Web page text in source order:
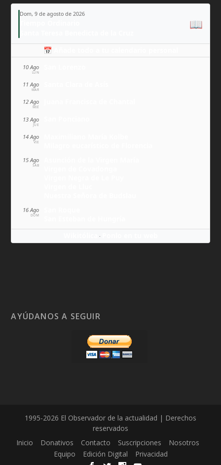
Dom, 9 de agosto de 2026
📖
📅 Añade todo a tu calendario personal
10 Ago
LUN
11 Ago
MAR
12 Ago
MIÉ
13 Ago
JUE
14 Ago
VIE
15 Ago
SÁB
16 Ago
DOM
·
AYÚDANOS A SEGUIR
1995-2026 El Observador de la actualidad | Derechos
reservados
Inicio
Donativos Contacto Suscripciones
Nosotros
Equipo
Edición Digital Privacidad